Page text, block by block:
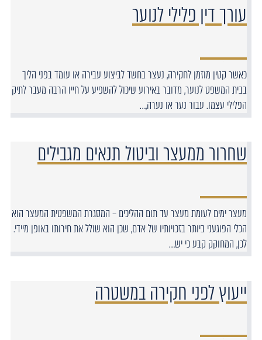
עורך דין פלילי לנוער
כאשר קטין מוזמן לחקירה, נעצר בחשד לביצוע עבירה או עומד בפני הליך
בבית המשפט לנוער, מדובר באירוע שיכול להשפיע על חייו הרבה מעבר לתיק
הפלילי עצמו. עבור נער או נערה,…
שחרור ממעצר וביטול תנאים מגבילים
מעצר ימים לעומת מעצר עד תום ההליכים – המסגרת המשפטית המעצר הוא
הכלי הפוגעני ביותר בזכויותיו של אדם, שכן הוא שולל את חירותו באופן מיידי.
לכן, המחוקק קבע כי יש…
ייעוץ לפני חקירה במשטרה